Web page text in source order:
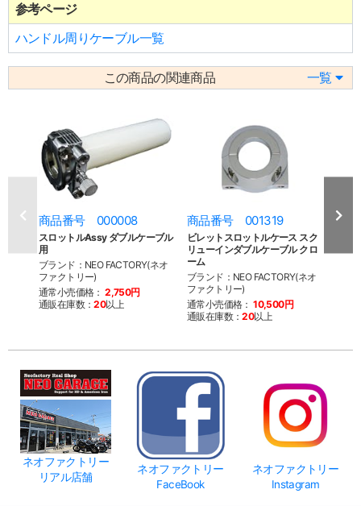
参考ページ
ハンドル周りケーブル一覧
この商品の関連商品 一覧
商品番号 000008
スロットルAssy ダブルケーブル
用
ブランド：NEO FACTORY(ネオ
ファクトリー)
通常小売価格： 2,750円
通販在庫数：20以上
商品番号 001319
ビレットスロットルケース スク
リューインダブルケーブル クロ
ーム
ブランド：NEO FACTORY(ネオ
ファクトリー)
通常小売価格： 10,500円
通販在庫数：20以上
商
ネオファクトリー
リアル店舗
ネオファクトリー
FaceBook
ネオファクトリー
Instagram